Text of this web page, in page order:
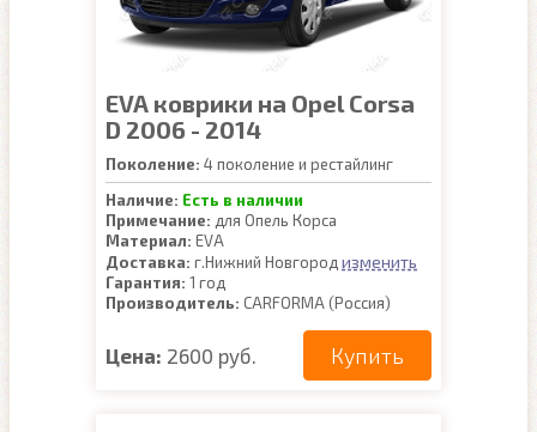
EVA коврики на Opel Corsa
D 2006 - 2014
Поколение: 4 поколение и рестайлинг
Наличие: Есть в наличии
Примечание: для Опель Корса
Материал: EVA
Доставка: г.Нижний Новгород изменить
Гарантия: 1 год
Производитель: CARFORMA (Россия)
Цена: 2600 руб. Купить